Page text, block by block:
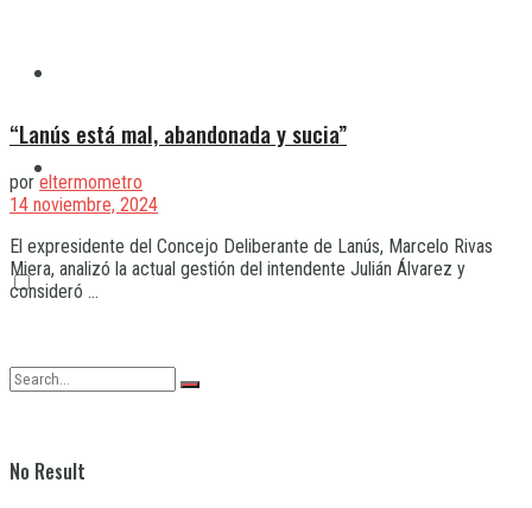
No Result
“Lanús está mal, abandonada y sucia”
por eltermometro
14 noviembre, 2024
El expresidente del Concejo Deliberante de Lanús, Marcelo Rivas
Miera, analizó la actual gestión del intendente Julián Álvarez y
consideró ...